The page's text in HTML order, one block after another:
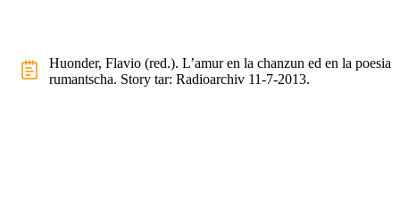
Huonder, Flavio (red.). L’amur en la chanzun ed en la poesia
rumantscha. Story tar: Radioarchiv 11-7-2013.